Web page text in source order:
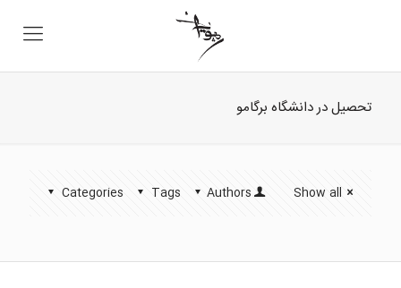
تحصیل در دانشگاه برگامو
Categories Tags Authors Show all